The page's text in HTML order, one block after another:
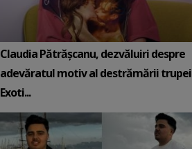
Claudia Pătrășcanu, dezvăluiri despre
adevăratul motiv al destrămării trupei
Exoti...